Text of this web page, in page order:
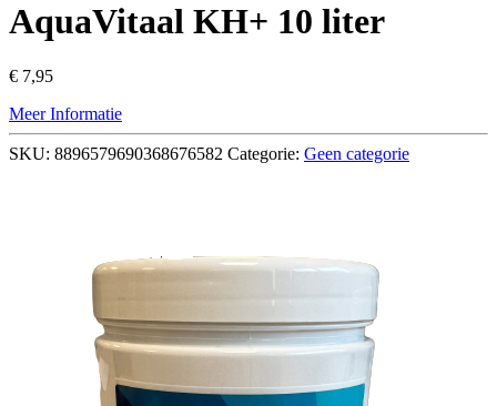
AquaVitaal KH+ 10 liter
€ 7,95
Meer Informatie
SKU: 8896579690368676582 Categorie: Geen categorie